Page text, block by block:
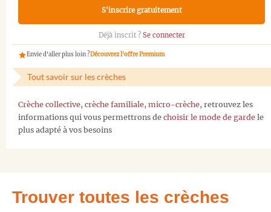
S'inscrire gratuitement
Déjà inscrit ? Se connecter
Envie d'aller plus loin ?Découvrez l'offre Premium
Tout savoir sur les crèches
Crèche collective, crèche familiale, micro-crèche, retrouvez les
informations qui vous permettrons de choisir le mode de garde le
plus adapté à vos besoins
Trouver toutes les crèches